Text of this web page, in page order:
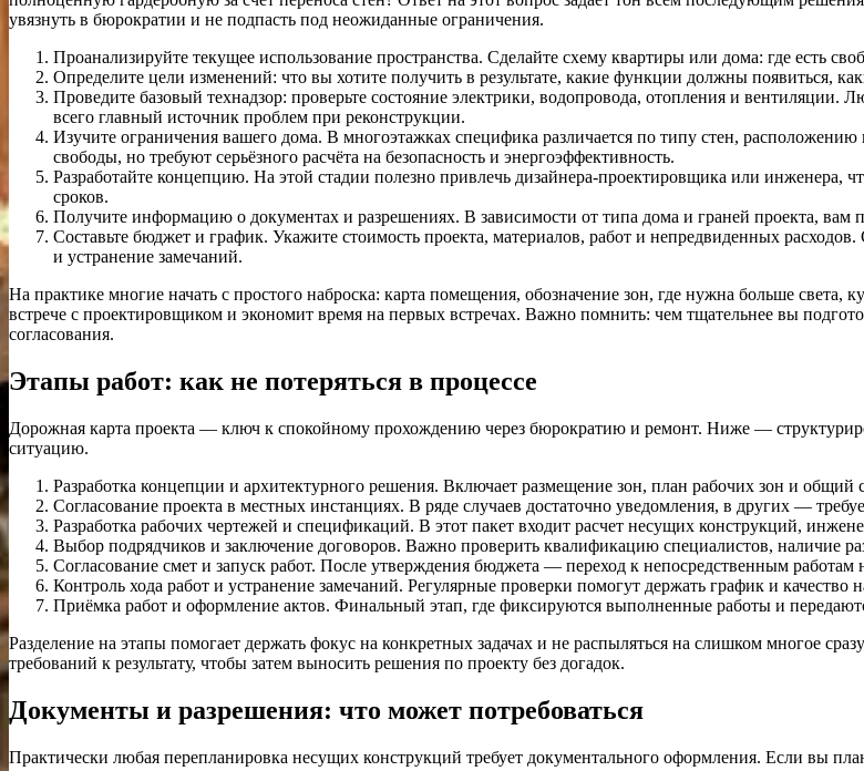
увязнуть в бюрократии и не подпасть под неожиданные ограничения.
Проанализируйте текущее использование пространства. Сделайте схему квартиры или дома: где есть
Определите цели изменений: что вы хотите получить в результате, какие функции должны появиться,
Проведите базовый технадзор: проверьте состояние электрики, водопровода, отопления и
всего главный источник проблем при реконструкции.
Изучите ограничения вашего дома. В многоэтажках специфика различается по типу стен,
свободы, но требуют серьёзного расчёта на безопасность и энергоэффективность.
Разработайте концепцию. На этой стадии полезно привлечь дизайнера-проектировщика или инженера,
сроков.
Получите информацию о документах и разрешениях. В зависимости от типа дома и граней проекта, вам
Составьте бюджет и график. Укажите стоимость проекта, материалов, работ и непредвиденных
и устранение замечаний.
На практике многие начать с простого наброска: карта помещения, обозначение зон, где нужна больше света,
встрече с проектировщиком и экономит время на первых встречах. Важно помнить: чем тщательнее вы
согласования.
Этапы работ: как не потеряться в процессе
Дорожная карта проекта — ключ к спокойному прохождению через бюрократию и ремонт. Ниже —
ситуацию.
Разработка концепции и архитектурного решения. Включает размещение зон, план рабочих зон и общий
Согласование проекта в местных инстанциях. В ряде случаев достаточно уведомления, в других —
Разработка рабочих чертежей и спецификаций. В этот пакет входит расчет несущих конструкций,
Выбор подрядчиков и заключение договоров. Важно проверить квалификацию специалистов, наличие
Согласование смет и запуск работ. После утверждения бюджета — переход к непосредственным работам
Контроль хода работ и устранение замечаний. Регулярные проверки помогут держать график и качество
Приёмка работ и оформление актов. Финальный этап, где фиксируются выполненные работы и
Разделение на этапы помогает держать фокус на конкретных задачах и не распыляться на слишком многое
требований к результату, чтобы затем выносить решения по проекту без догадок.
Документы и разрешения: что может потребоваться
Практически любая перепланировка несущих конструкций требует документального оформления. Если вы